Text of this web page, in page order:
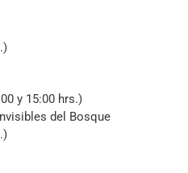
y 15:00 hrs.)
del Bosque